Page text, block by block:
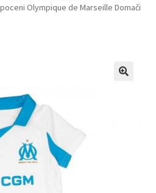
Olympique de Marseille Domači